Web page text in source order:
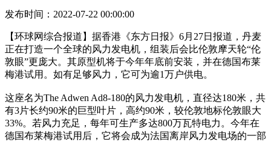
发布时间：2022-07-22 00:00:00
【环球网综合报道】据香港《东方日报》6月27日报道，丹麦
正在打造一个全球的风力发电机，组装后会比伦敦摩天轮“伦
敦眼”更庞大。其原型机将于今年年底前安装，并在德国布莱
梅港试用。如有足够风力，它可为逾1万户供电。
这座名为The Adwen Ad8-180的风力发电机，直径达180米，共
有3片长约90米的巨型叶片，高约90米，较伦敦地标伦敦眼大
33%。若风力充足，每年可生产多达800万瓦特电力。今年在
德国布莱梅港试用后，它将会成为法国离岸风力发电场的一部